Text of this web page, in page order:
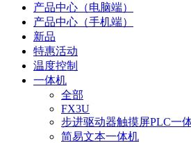
产品中心（电脑端）
产品中心（手机端）
新品
特惠活动
温度控制
一体机
全部
FX3U
步进驱动器触摸屏PLC一
简易文本一体机